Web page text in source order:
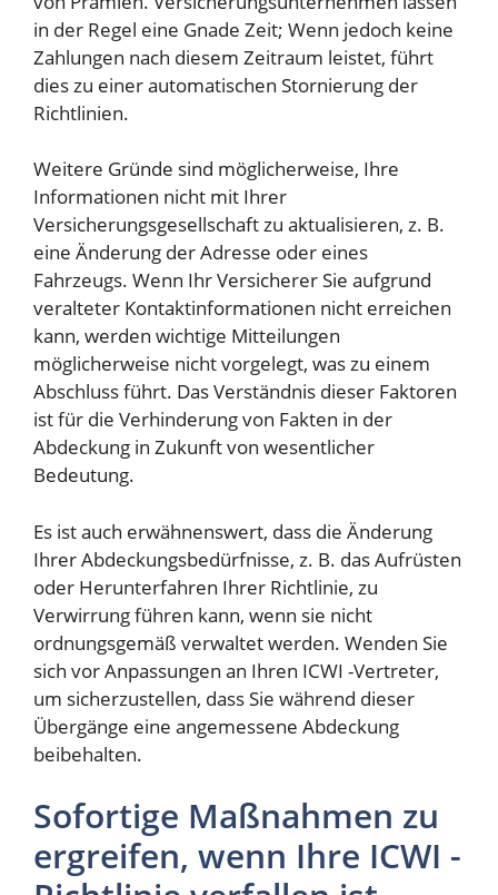
in der Regel eine Gnade Zeit; Wenn jedoch keine
Zahlungen nach diesem Zeitraum leistet, führt
dies zu einer automatischen Stornierung der
Richtlinien.
Weitere Gründe sind möglicherweise, Ihre
Informationen nicht mit Ihrer
Versicherungsgesellschaft zu aktualisieren, z. B.
eine Änderung der Adresse oder eines
Fahrzeugs. Wenn Ihr Versicherer Sie aufgrund
veralteter Kontaktinformationen nicht erreichen
kann, werden wichtige Mitteilungen
möglicherweise nicht vorgelegt, was zu einem
Abschluss führt. Das Verständnis dieser Faktoren
ist für die Verhinderung von Fakten in der
Abdeckung in Zukunft von wesentlicher
Bedeutung.
Es ist auch erwähnenswert, dass die Änderung
Ihrer Abdeckungsbedürfnisse, z. B. das Aufrüsten
oder Herunterfahren Ihrer Richtlinie, zu
Verwirrung führen kann, wenn sie nicht
ordnungsgemäß verwaltet werden. Wenden Sie
sich vor Anpassungen an Ihren ICWI -Vertreter,
um sicherzustellen, dass Sie während dieser
Übergänge eine angemessene Abdeckung
beibehalten.
Sofortige Maßnahmen zu
ergreifen, wenn Ihre ICWI -